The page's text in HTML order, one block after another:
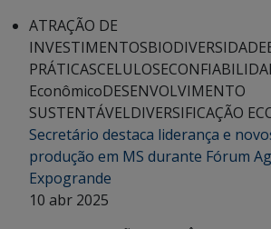
ATRAÇÃO DE
INVESTIMENTOSBIODIVERSIDADE
PRÁTICASCELULOSE
EconômicoDESENVOLVIMENTO
SUSTENTÁVELDIVERSIFICAÇÃO
Secretário destaca liderança e
produção em MS durante Fórum
Expogrande
10 abr 2025